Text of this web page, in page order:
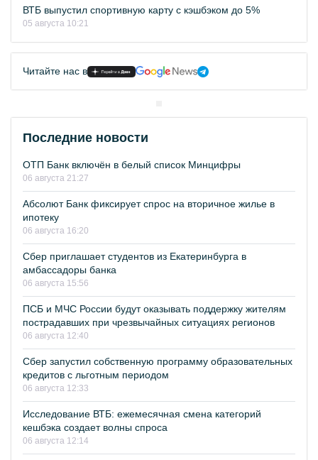
ВТБ выпустил спортивную карту с кэшбэком до 5%
05 августа 10:21
Читайте нас в
Последние новости
ОТП Банк включён в белый список Минцифры
06 августа 21:27
Абсолют Банк фиксирует спрос на вторичное жилье в
ипотеку
06 августа 16:20
Сбер приглашает студентов из Екатеринбурга в
амбассадоры банка
06 августа 15:56
ПСБ и МЧС России будут оказывать поддержку жителям
пострадавших при чрезвычайных ситуациях регионов
06 августа 12:40
Сбер запустил собственную программу образовательных
кредитов с льготным периодом
06 августа 12:33
Исследование ВТБ: ежемесячная смена категорий
кешбэка создает волны спроса
06 августа 12:14